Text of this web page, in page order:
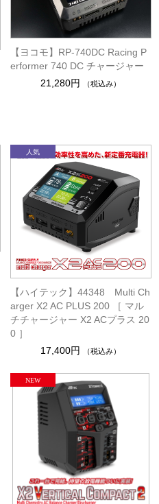
【ヨコモ】RP-740DC Racing P
erformer 740 DC チャージャー
21,280円
（税込み）
【ハイテック】44348 Multi Ch
arger X2 AC PLUS 200 ［ マル
チチャージャー X2 ACプラス 20
0 ］
17,400円
（税込み）